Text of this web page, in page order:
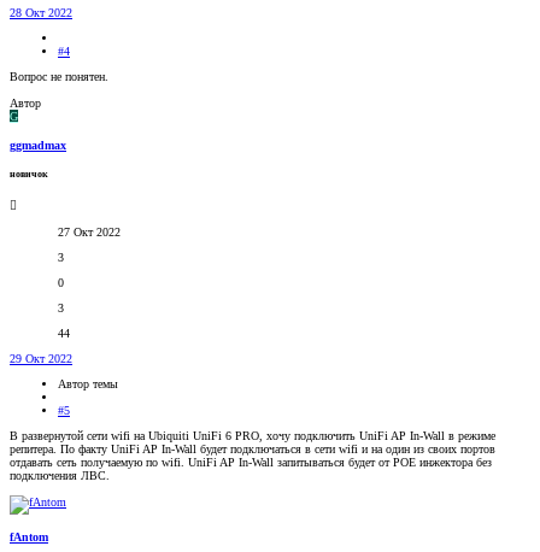
28 Окт 2022
#4
Вопрос не понятен.
Автор
G
ggmadmax
новичок
27 Окт 2022
3
0
3
44
29 Окт 2022
Автор темы
#5
В развернутой сети wifi на Ubiquiti UniFi 6 PRO, хочу подключить UniFi AP In-Wall в режиме
репитера. По факту UniFi AP In-Wall будет подключаться в сети wifi и на один из своих портов
отдавать сеть получаемую по wifi. UniFi AP In-Wall запитываться будет от POE инжектора без
подключения ЛВС.
fAntom